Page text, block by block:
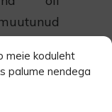
meie koduleht
palume nendega
oli
vahele